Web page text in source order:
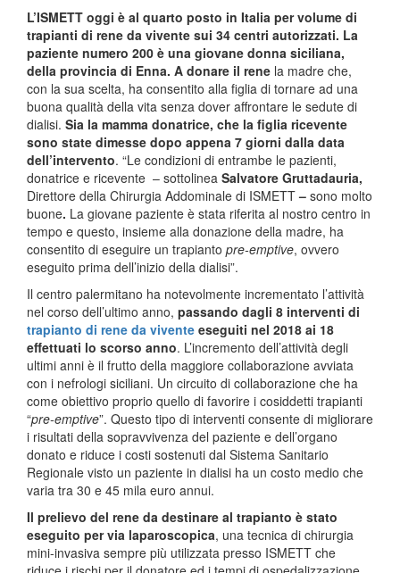
L’ISMETT oggi è al quarto posto in Italia per volume di
trapianti di rene da vivente sui 34 centri autorizzati. La
paziente numero 200 è una giovane donna siciliana,
della provincia di Enna. A donare il rene la madre che,
con la sua scelta, ha consentito alla figlia di tornare ad una
buona qualità della vita senza dover affrontare le sedute di
dialisi. Sia la mamma donatrice, che la figlia ricevente
sono state dimesse dopo appena 7 giorni dalla data
dell’intervento. “Le condizioni di entrambe le pazienti,
donatrice e ricevente – sottolinea Salvatore Gruttadauria,
Direttore della Chirurgia Addominale di ISMETT– sono molto
buone. La giovane paziente è stata riferita al nostro centro in
tempo e questo, insieme alla donazione della madre, ha
consentito di eseguire un trapianto pre-emptive, ovvero
eseguito prima dell’inizio della dialisi”.
Il centro palermitano ha notevolmente incrementato l’attività
nel corso dell’ultimo anno, passando dagli 8 interventi di
trapianto di rene da vivente eseguiti nel 2018 ai 18
effettuati lo scorso anno. L’incremento dell’attività degli
ultimi anni è il frutto della maggiore collaborazione avviata
con i nefrologi siciliani. Un circuito di collaborazione che ha
come obiettivo proprio quello di favorire i cosiddetti trapianti
“pre-emptive”. Questo tipo di interventi consente di migliorare
i risultati della sopravvivenza del paziente e dell’organo
donato e riduce i costi sostenuti dal Sistema Sanitario
Regionale visto un paziente in dialisi ha un costo medio che
varia tra 30 e 45 mila euro annui.
Il prelievo del rene da destinare al trapianto è stato
eseguito per via laparoscopica, una tecnica di chirurgia
mini-invasiva sempre più utilizzata presso ISMETT che